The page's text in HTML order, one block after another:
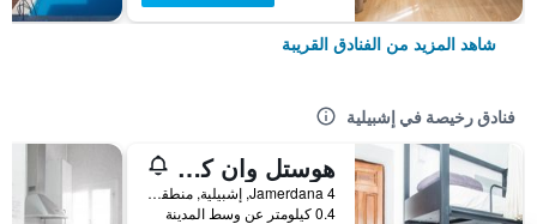
شاهد المزيد من الفنادق القريبة
فنادق رخيصة في إشبيلية
هوستل وان كاتدرال
Jamerdana 4, إشبيلية, منطقة أندلوسيا, أسبانيا
0.4 كيلومتر عن وسط المدينة